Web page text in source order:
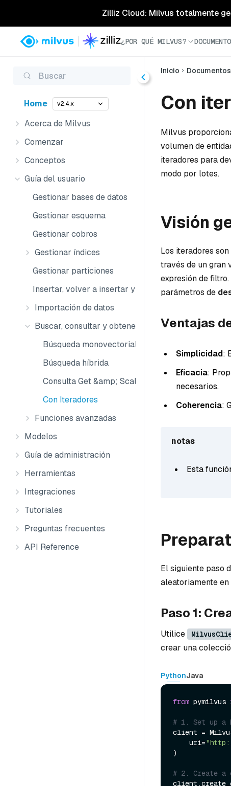
Zilliz Cloud: Milvus totalmente
¿POR QUÉ MILVUS?
Buscar
Home v2.4.x
Acerca de Milvus
Comenzar
Conceptos
Guía del usuario
Gestionar bases de datos
Gestionar esquema
Gestionar cobros
Gestionar índices
Gestionar particiones
Insertar, volver a insertar y eliminar
Importación de datos
Buscar, consultar y obtener
Búsqueda monovectorial
Búsqueda híbrida
Consulta Get &amp; Scalar
Con Iteradores
Funciones avanzadas
Modelos
Guía de administración
Herramientas
Integraciones
Tutoriales
Preguntas frecuentes
API Reference
Inicio Documentos
Con
Milvus
volumen de
iteradores para
modo por lotes.
Visión
Los iteradores
través de un gran
expresión de
parámetros de
Ventajas
Simplicidad:
Eficacia:
necesarios.
Coherencia:
notas
Esta
El siguiente paso
aleatoriamente
Paso 1:
Utilice
crear una
PythonJava
from pymilvus
# 1. Set up a
client =
    uri=
)
# 2. Create a